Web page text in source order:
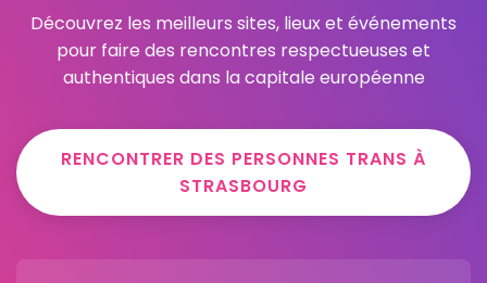
Découvrez les meilleurs sites, lieux et événements
pour faire des rencontres respectueuses et
authentiques dans la capitale européenne
RENCONTRER DES PERSONNES TRANS À
STRASBOURG